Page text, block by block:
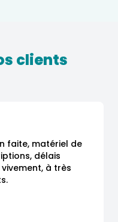
clients
faite, matériel de
délais
à très